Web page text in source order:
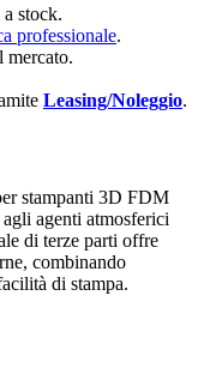
stock.
professionale.
mercato.
Leasing/Noleggio.
stampanti 3D FDM
agenti atmosferici
di terze parti offre
combinando
di stampa.